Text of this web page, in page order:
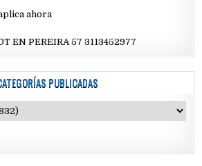
ahora
EN PEREIRA 57 3113452977
PUBLICADAS